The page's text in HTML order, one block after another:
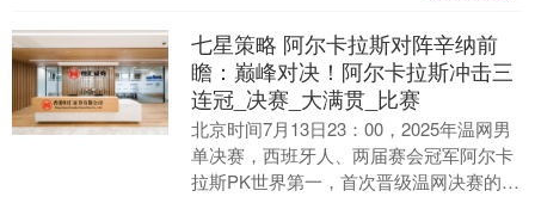
七星策略 阿尔卡拉斯对阵辛纳前
瞻：巅峰对决！阿尔卡拉斯冲击三
连冠_决赛_大满贯_比赛
北京时间7月13日23：00，2025年温网男
单决赛，西班牙人、两届赛会冠军阿尔卡
拉斯PK世界第一，首次晋级温网决赛的辛